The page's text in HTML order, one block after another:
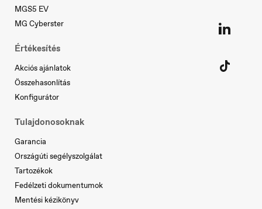
Portugal
Português
Serbia
Srpski
MGS5 EV
MG Cyberster
Értékesítés
Akciós ajánlatok
Összehasonlítás
Konfigurátor
Tulajdonosoknak
Garancia
Országúti segélyszolgálat
Tartozékok
Fedélzeti dokumentumok
Mentési kézikönyv